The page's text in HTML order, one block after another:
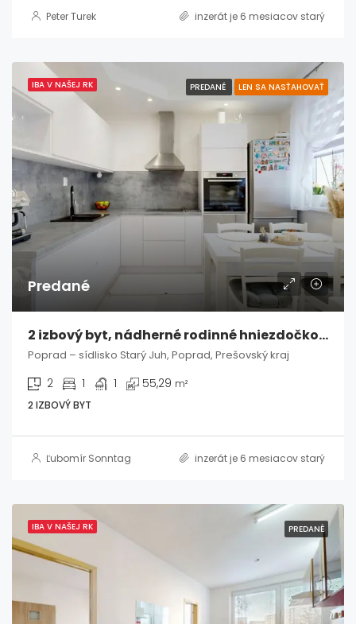
Peter Turek inzerát je 6 mesiacov starý
IBA V NAŠEJ RK PREDANÉ LEN SA NASŤAHOVAŤ
Predané
2 izbový byt, nádherné rodinné hniezdočko – Poprad / Starý Juh
Poprad – sídlisko Starý Juh, Poprad, Prešovský kraj
2 1 1 55,29 m²
2 IZBOVÝ BYT
Ľubomír Sonntag inzerát je 6 mesiacov starý
IBA V NAŠEJ RK PREDANÉ